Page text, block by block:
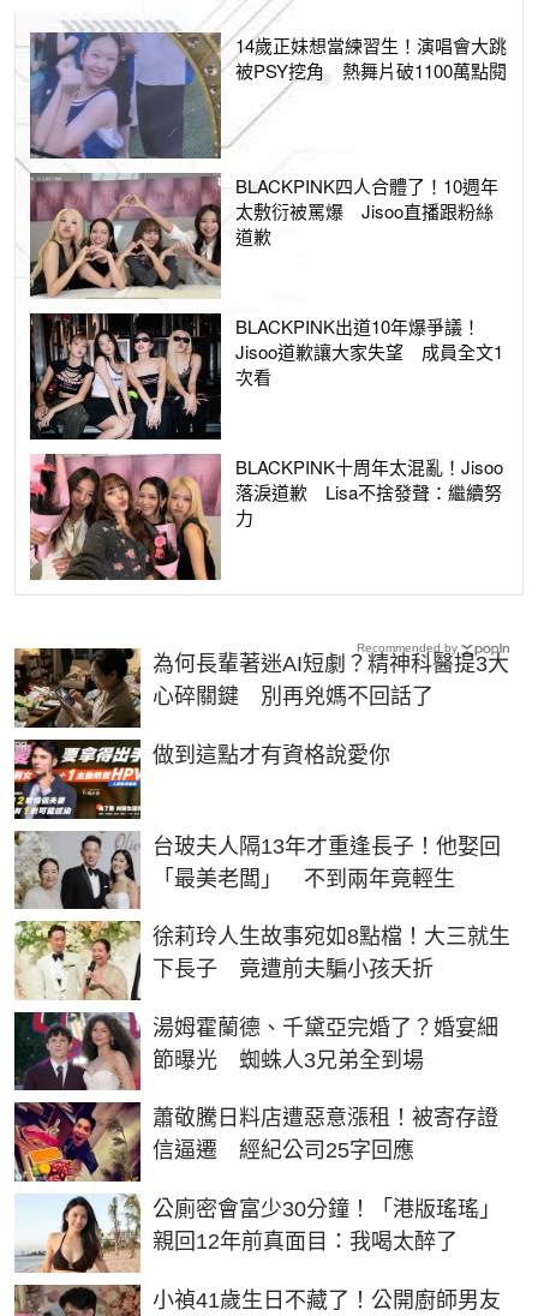
14歲正妹想當練習生！演唱會大跳
被PSY挖角 熱舞片破1100萬點閱
BLACKPINK四人合體了！10週年
太敷衍被罵爆 Jisoo直播跟粉絲
道歉
BLACKPINK出道10年爆爭議！
Jisoo道歉讓大家失望 成員全文1
次看
BLACKPINK十周年太混亂！Jisoo
落淚道歉 Lisa不捨發聲：繼續努
力
為何長輩著迷AI短劇？精神科醫提3大
心碎關鍵 別再兇媽不回話了
做到這點才有資格說愛你
PR
台玻夫人隔13年才重逢長子！他娶回
「最美老闆」 不到兩年竟輕生
徐莉玲人生故事宛如8點檔！大三就生
下長子 竟遭前夫騙小孩夭折
湯姆霍蘭德、千黛亞完婚了？婚宴細
節曝光 蜘蛛人3兄弟全到場
蕭敬騰日料店遭惡意漲租！被寄存證
信逼遷 經紀公司25字回應
公廁密會富少30分鐘！「港版瑤瑤」
親回12年前真面目：我喝太醉了
小禎41歲生日不藏了！公開廚師男友
Recommended by